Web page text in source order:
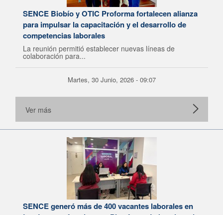
SENCE Biobío y OTIC Proforma fortalecen alianza
para impulsar la capacitación y el desarrollo de
competencias laborales
La reunión permitió establecer nuevas líneas de
colaboración para...
Martes, 30 Junio, 2026 - 09:07
Ver más
SENCE generó más de 400 vacantes laborales en